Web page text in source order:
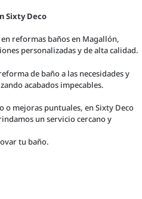
Sixty Deco
reformas baños en Magallón,
personalizadas y de alta calidad.
de baño a las necesidades y
acabados impecables.
o mejoras puntuales, en Sixty Deco
un servicio cercano y
tu baño.